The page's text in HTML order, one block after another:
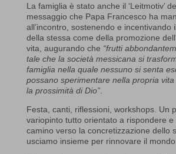
La famiglia è stato anche il ‘Leitmotiv’
messaggio che Papa Francesco ha
all’incontro, sostenendo e incentivando
della stessa come della promozione
vita, augurando che “frutti
tale che la società messicana si
famiglia nella quale nessuno si senta
possano sperimentare nella propria
la prossimità di Dio”.
Festa, canti, riflessioni, workshops. Un
variopinto tutto orientato a rispondere e
camino verso la concretizzazione dello
usciamo insieme per rinnovare il mondo: